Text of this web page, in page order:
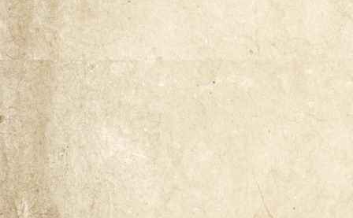
Naša zgodba
Odkup knjig
Pogoji poslovanja
Ponudba knjig
Pravilnik o zasebnosti